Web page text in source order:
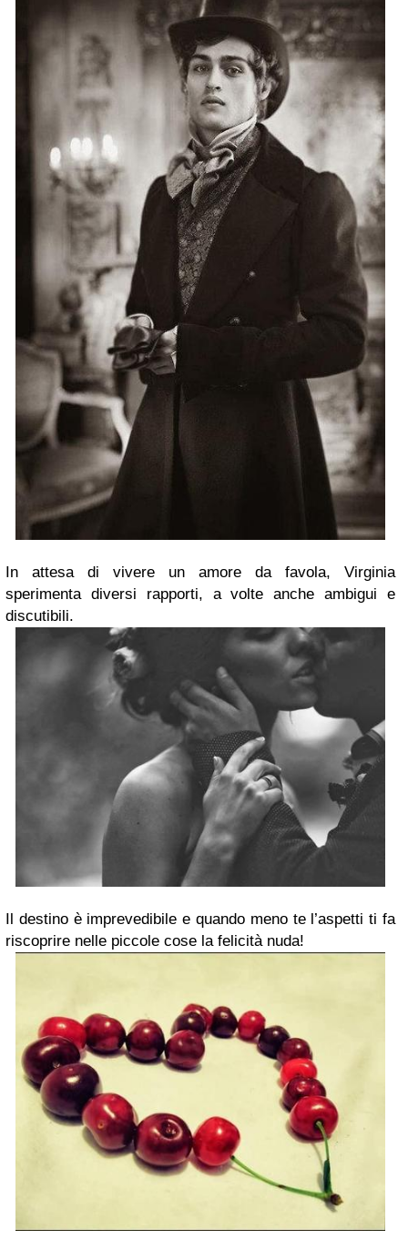
In attesa di vivere un amore da favola, Virginia
sperimenta diversi rapporti, a volte anche ambigui e
discutibili.
Il destino è imprevedibile e quando meno te l’aspetti ti fa
riscoprire nelle piccole cose la felicità nuda!